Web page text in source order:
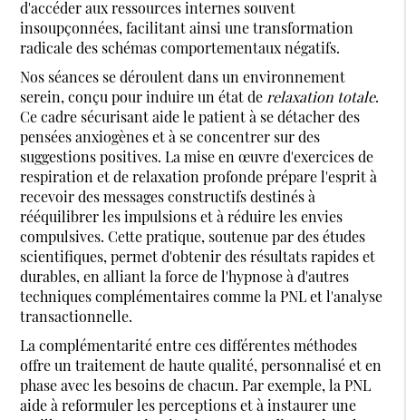
d'accéder aux ressources internes souvent
insoupçonnées, facilitant ainsi une transformation
radicale des schémas comportementaux négatifs.
Nos séances se déroulent dans un environnement
serein, conçu pour induire un état de relaxation totale.
Ce cadre sécurisant aide le patient à se détacher des
pensées anxiogènes et à se concentrer sur des
suggestions positives. La mise en œuvre d'exercices de
respiration et de relaxation profonde prépare l'esprit à
recevoir des messages constructifs destinés à
rééquilibrer les impulsions et à réduire les envies
compulsives. Cette pratique, soutenue par des études
scientifiques, permet d'obtenir des résultats rapides et
durables, en alliant la force de l'hypnose à d'autres
techniques complémentaires comme la PNL et l'analyse
transactionnelle.
La complémentarité entre ces différentes méthodes
offre un traitement de haute qualité, personnalisé et en
phase avec les besoins de chacun. Par exemple, la PNL
aide à reformuler les perceptions et à instaurer une